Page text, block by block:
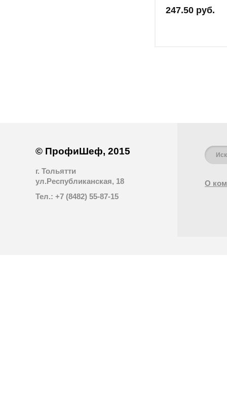
247.50 руб.
© ПрофиШеф, 2015
г. Тольятти
ул.Республиканская, 18
Тел.: +7 (8482) 55-87-15
О